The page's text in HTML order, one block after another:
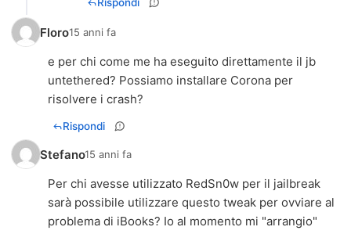
Floro15 anni fa
e per chi come me ha eseguito direttamente il jb
untethered? Possiamo installare Corona per
risolvere i crash?
Rispondi
Stefano15 anni fa
Per chi avesse utilizzato RedSn0w per il jailbreak
sarà possibile utilizzare questo tweak per ovviare al
problema di iBooks? Io al momento mi "arrangio"